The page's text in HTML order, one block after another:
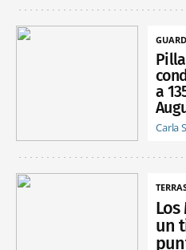
a
Carla
un